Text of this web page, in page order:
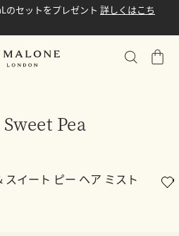
のセットをプレゼント 詳しくはこち
シ
Pea
イート ピー ヘア ミスト